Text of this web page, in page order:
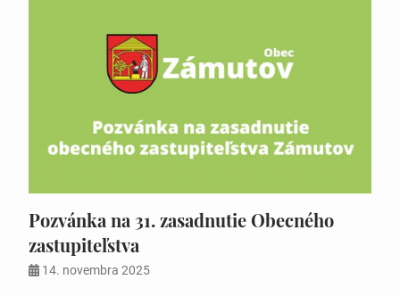
Pozvánka na 31. zasadnutie Obecného
zastupiteľstva
14. novembra 2025